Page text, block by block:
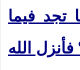
تجد فيما
الله